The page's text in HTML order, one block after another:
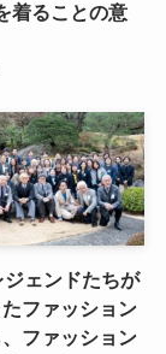
着ることの意
ジェンドたちが
ファッション
ファッション